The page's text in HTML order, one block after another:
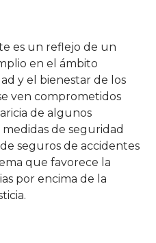
es un reflejo de un
en el ámbito
y el bienestar de los
ven comprometidos
de algunos
de seguridad
seguros de accidentes
que favorece la
por encima de la